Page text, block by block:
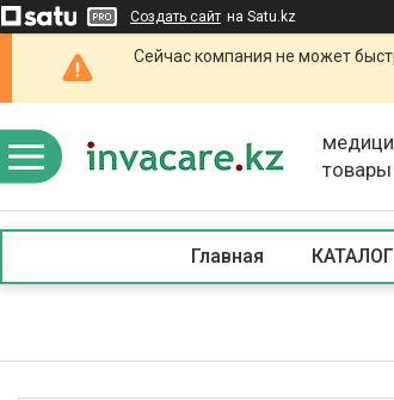
Создать сайт на Satu.kz
Сейчас компания не может
товары
Главная